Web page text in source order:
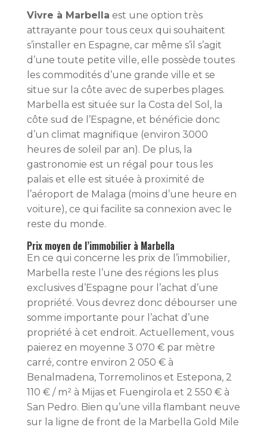
Vivre à Marbella est une option très
attrayante pour tous ceux qui souhaitent
s’installer en Espagne, car même s’il s’agit
d’une toute petite ville, elle possède toutes
les commodités d’une grande ville et se
situe sur la côte avec de superbes plages.
Marbella est située sur la Costa del Sol, la
côte sud de l’Espagne, et bénéficie donc
d’un climat magnifique (environ 3000
heures de soleil par an). De plus, la
gastronomie est un régal pour tous les
palais et elle est située à proximité de
l’aéroport de Malaga (moins d’une heure en
voiture), ce qui facilite sa connexion avec le
reste du monde.
Prix moyen de l’immobilier à Marbella
En ce qui concerne les prix de l’immobilier,
Marbella reste l’une des régions les plus
exclusives d’Espagne pour l’achat d’une
propriété. Vous devrez donc débourser une
somme importante pour l’achat d’une
propriété à cet endroit. Actuellement, vous
paierez en moyenne 3 070 € par mètre
carré, contre environ 2 050 € à
Benalmadena, Torremolinos et Estepona, 2
110 € / m² à Mijas et Fuengirola et 2 550 € à
San Pedro. Bien qu’une villa flambant neuve
sur la ligne de front de la Marbella Gold Mile